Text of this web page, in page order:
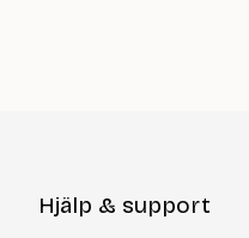
Hjälp & support